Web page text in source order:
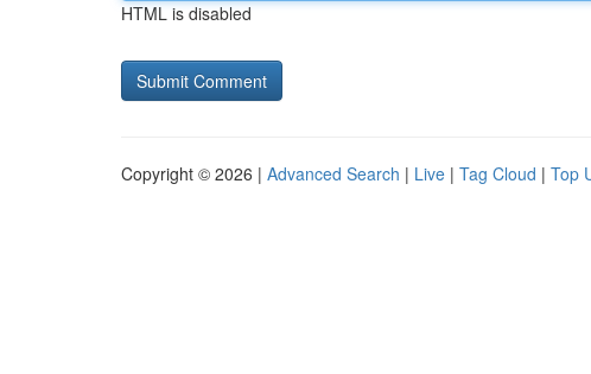
HTML is disabled
Copyright © 2026 | Advanced Search | Live | Tag Cloud | Top